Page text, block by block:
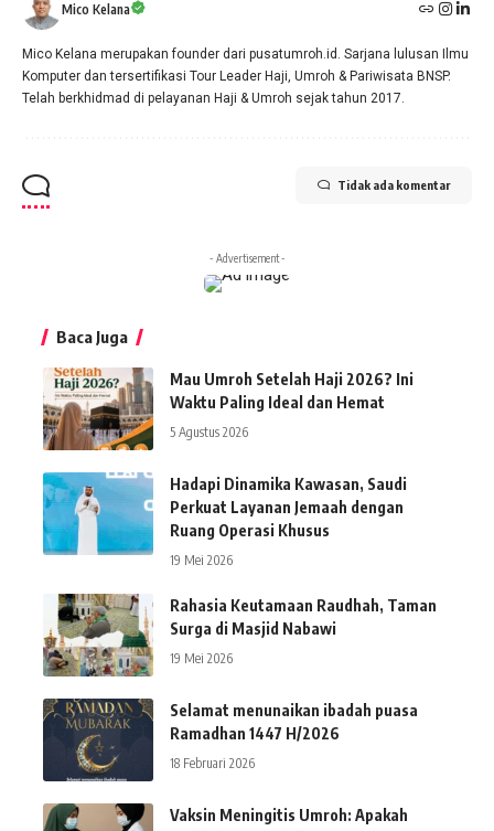
Mico Kelana
Mico Kelana merupakan founder dari pusatumroh.id. Sarjana lulusan Ilmu
Komputer dan tersertifikasi Tour Leader Haji, Umroh & Pariwisata BNSP.
Telah berkhidmad di pelayanan Haji & Umroh sejak tahun 2017.
Tidak ada komentar
- Advertisement -
Baca Juga
Mau Umroh Setelah Haji 2026? Ini
Waktu Paling Ideal dan Hemat
5 Agustus 2026
Hadapi Dinamika Kawasan, Saudi
Perkuat Layanan Jemaah dengan
Ruang Operasi Khusus
19 Mei 2026
Rahasia Keutamaan Raudhah, Taman
Surga di Masjid Nabawi
19 Mei 2026
Selamat menunaikan ibadah puasa
Ramadhan 1447 H/2026
18 Februari 2026
Vaksin Meningitis Umroh: Apakah